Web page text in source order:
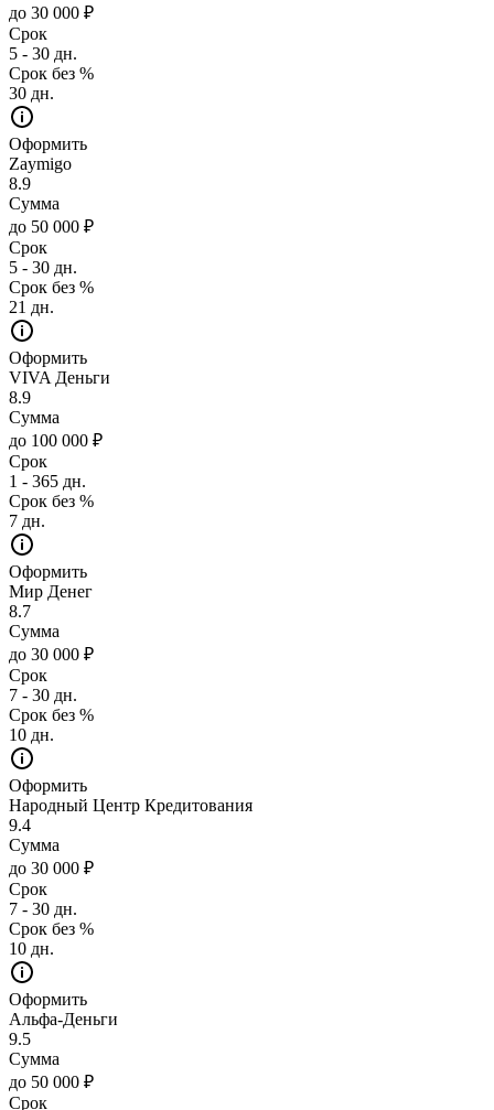
до 30 000 ₽
Срок
5 - 30 дн.
Срок без %
30 дн.
Оформить
Zaymigo
8.9
Сумма
до 50 000 ₽
Срок
5 - 30 дн.
Срок без %
21 дн.
Оформить
VIVA Деньги
8.9
Сумма
до 100 000 ₽
Срок
1 - 365 дн.
Срок без %
7 дн.
Оформить
Мир Денег
8.7
Сумма
до 30 000 ₽
Срок
7 - 30 дн.
Срок без %
10 дн.
Оформить
Народный Центр Кредитования
9.4
Сумма
до 30 000 ₽
Срок
7 - 30 дн.
Срок без %
10 дн.
Оформить
Альфа-Деньги
9.5
Сумма
до 50 000 ₽
Срок